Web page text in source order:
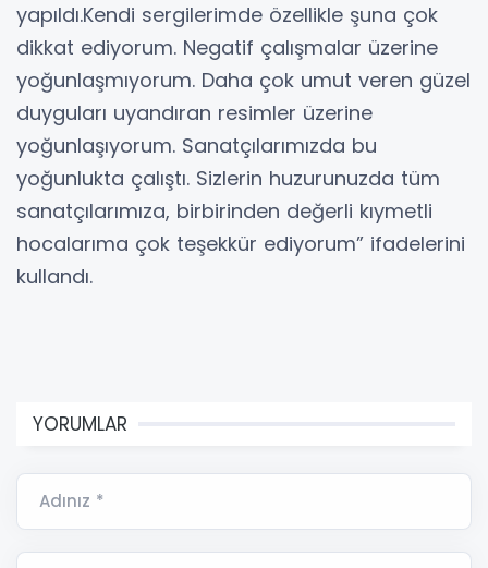
yapıldı.Kendi sergilerimde özellikle şuna çok
dikkat ediyorum. Negatif çalışmalar üzerine
yoğunlaşmıyorum. Daha çok umut veren güzel
duyguları uyandıran resimler üzerine
yoğunlaşıyorum. Sanatçılarımızda bu
yoğunlukta çalıştı. Sizlerin huzurunuzda tüm
sanatçılarımıza, birbirinden değerli kıymetli
hocalarıma çok teşekkür ediyorum” ifadelerini
kullandı.
YORUMLAR
Adınız *